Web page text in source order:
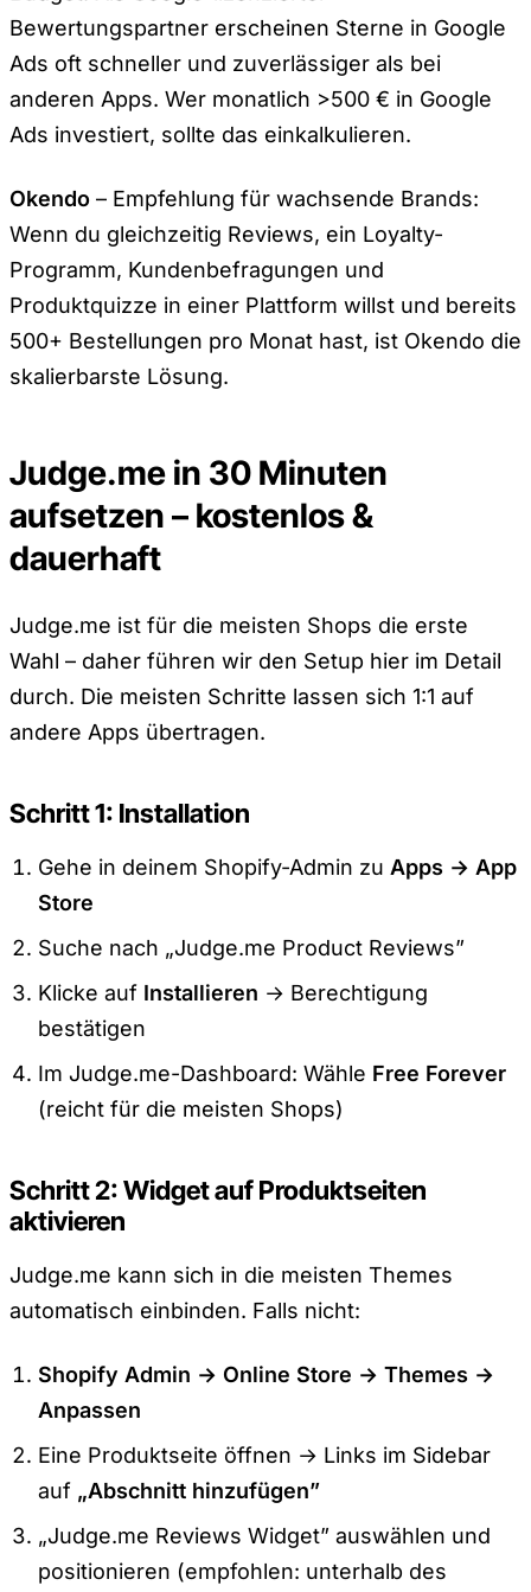
Bewertungspartner erscheinen Sterne in Google
Ads oft schneller und zuverlässiger als bei
anderen Apps. Wer monatlich >500 € in Google
Ads investiert, sollte das einkalkulieren.
Okendo – Empfehlung für wachsende Brands:
Wenn du gleichzeitig Reviews, ein Loyalty-
Programm, Kundenbefragungen und
Produktquizze in einer Plattform willst und bereits
500+ Bestellungen pro Monat hast, ist Okendo die
skalierbarste Lösung.
Judge.me in 30 Minuten
aufsetzen – kostenlos &
dauerhaft
Judge.me ist für die meisten Shops die erste
Wahl – daher führen wir den Setup hier im Detail
durch. Die meisten Schritte lassen sich 1:1 auf
andere Apps übertragen.
Schritt 1: Installation
Gehe in deinem Shopify-Admin zu Apps → App
Store
Suche nach „Judge.me Product Reviews”
Klicke auf Installieren → Berechtigung
bestätigen
Im Judge.me-Dashboard: Wähle Free Forever
(reicht für die meisten Shops)
Schritt 2: Widget auf Produktseiten
aktivieren
Judge.me kann sich in die meisten Themes
automatisch einbinden. Falls nicht:
Shopify Admin → Online Store → Themes →
Anpassen
Eine Produktseite öffnen → Links im Sidebar
auf „Abschnitt hinzufügen”
„Judge.me Reviews Widget” auswählen und
positionieren (empfohlen: unterhalb des